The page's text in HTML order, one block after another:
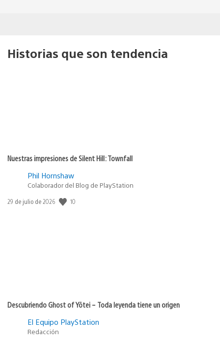
Historias que son tendencia
Nuestras impresiones de Silent Hill: Townfall
Phil Hornshaw
Colaborador del Blog de PlayStation
Fecha
29 de julio de 2026 10
Descubriendo Ghost of Yōtei – Toda leyenda tiene un origen
El Equipo PlayStation
Redacción